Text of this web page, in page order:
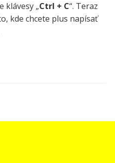
klávesy „Ctrl + C“. Teraz
kde chcete plus napísať